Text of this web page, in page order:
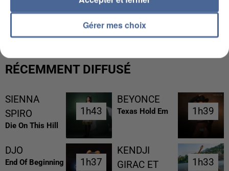
L’UN DES FONDATEURS SUPPOSÉS DE LA DZ
MAFIA INTERPELLÉ EN ALGÉRIE
RÉCEMMENT DIFFUSÉ
SIENNA
SPIRO
Die On This Hill
1h43
1h43
BEYONCE
Texas Hold Em 1h39
1h39
DJO
End Of Beginning 1h37
1h37
KENDJI
GIRAC ET
1h33
1h33
Gérer mes choix